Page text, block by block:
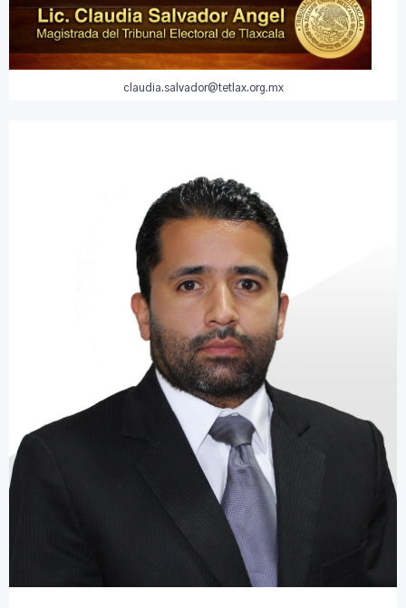
claudia.salvador@tetlax.org.mx